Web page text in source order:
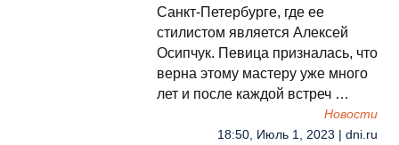
Санкт-Петербурге, где ее
стилистом является Алексей
Осипчук. Певица призналась, что
верна этому мастеру уже много
лет и после каждой встреч …
Новости
18:50, Июль 1, 2023 | dni.ru